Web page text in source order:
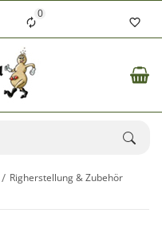
0
Righerstellung & Zubehör